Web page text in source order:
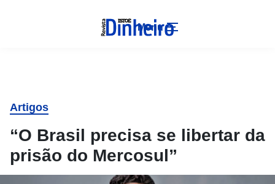
Menu
Artigos
“O Brasil precisa se libertar da
prisão do Mercosul”